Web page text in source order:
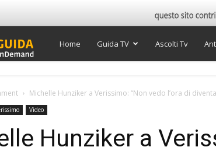
Super
Home Guida TV Ascolti Tv
Michelle Hunziker a Verissimo: “Non vedo l’ora di
Video
Hunziker a